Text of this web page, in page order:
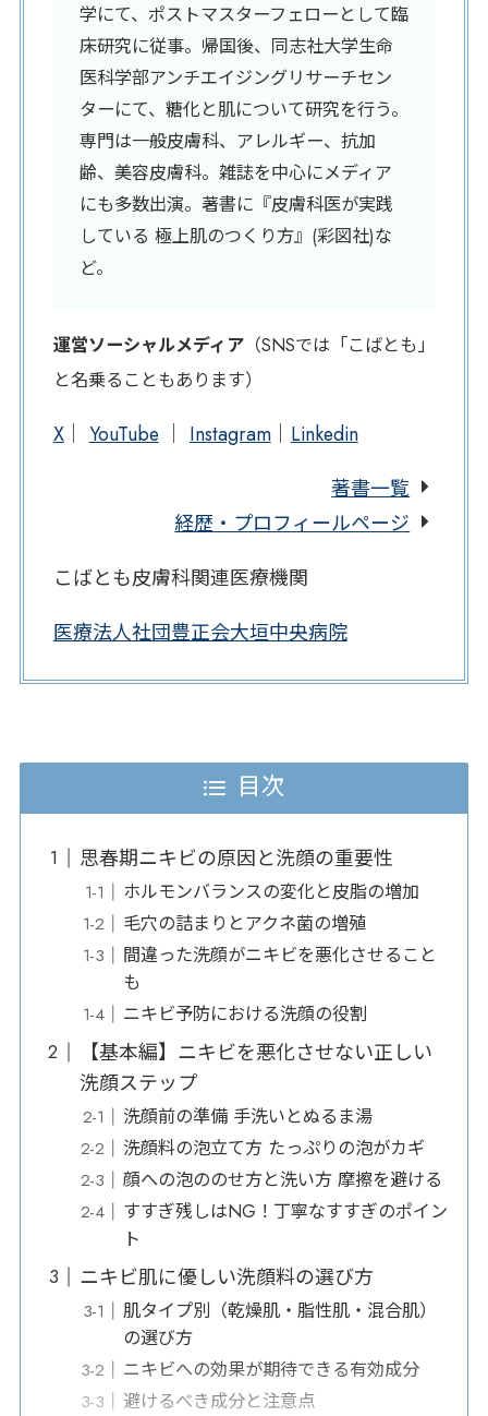
学にて、ポストマスターフェローとして臨
床研究に従事。帰国後、同志社大学生命
医科学部アンチエイジングリサーチセン
ターにて、糖化と肌について研究を行う。
専門は一般皮膚科、アレルギー、抗加
齢、美容皮膚科。雑誌を中心にメディア
にも多数出演。著書に『皮膚科医が実践
している 極上肌のつくり方』(彩図社)な
ど。
運営ソーシャルメディア（SNSでは「こばとも」
と名乗ることもあります）
X｜YouTube｜Instagram｜Linkedin
著書一覧
経歴・プロフィールページ
こばとも皮膚科関連医療機関
医療法人社団豊正会大垣中央病院
目次
思春期ニキビの原因と洗顔の重要性
ホルモンバランスの変化と皮脂の増加
毛穴の詰まりとアクネ菌の増殖
間違った洗顔がニキビを悪化させること
も
ニキビ予防における洗顔の役割
【基本編】ニキビを悪化させない正しい
洗顔ステップ
洗顔前の準備 手洗いとぬるま湯
洗顔料の泡立て方 たっぷりの泡がカギ
顔への泡ののせ方と洗い方 摩擦を避ける
すすぎ残しはNG！丁寧なすすぎのポイン
ト
ニキビ肌に優しい洗顔料の選び方
肌タイプ別（乾燥肌・脂性肌・混合肌）
の選び方
ニキビへの効果が期待できる有効成分
避けるべき成分と注意点